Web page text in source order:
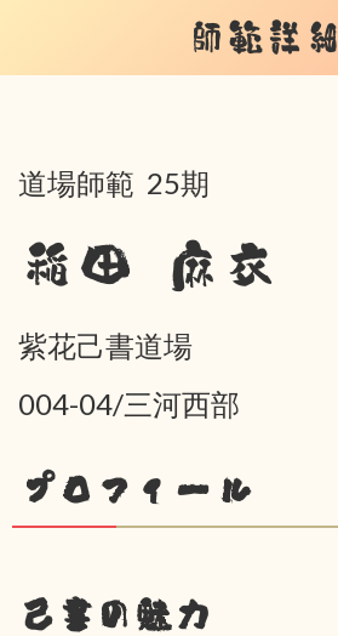
師範詳細
道場師範 25期
稲田 麻衣
紫花己書道場
004-04/三河西部
プロフィール
己書の魅力